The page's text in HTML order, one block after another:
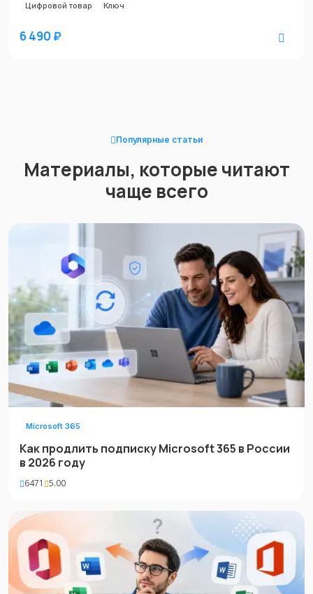
Цифровой товар Ключ
6 490 ₽
Популярные статьи
Материалы, которые читают
чаще всего
Microsoft 365
Как продлить подписку Microsoft 365 в России
в 2026 году
6471 5.00